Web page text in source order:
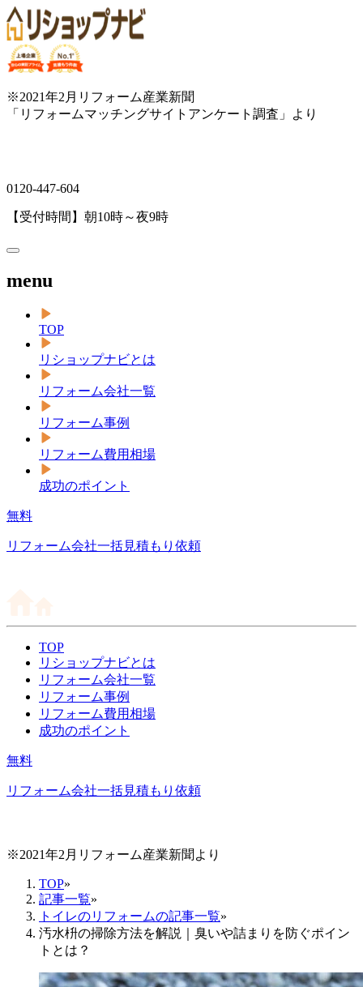
※2021年2月リフォーム産業新聞
「リフォームマッチングサイトアンケート調査」より
0120-447-604
【受付時間】朝10時～夜9時
menu
TOP
リショップナビとは
リフォーム会社一覧
リフォーム事例
リフォーム費用相場
成功のポイント
無料
リフォーム会社一括見積もり依頼
TOP
リショップナビとは
リフォーム会社一覧
リフォーム事例
リフォーム費用相場
成功のポイント
無料
リフォーム会社一括見積もり依頼
※2021年2月リフォーム産業新聞より
TOP»
記事一覧»
トイレのリフォームの記事一覧»
汚水枡の掃除方法を解説｜臭いや詰まりを防ぐポイン
トとは？